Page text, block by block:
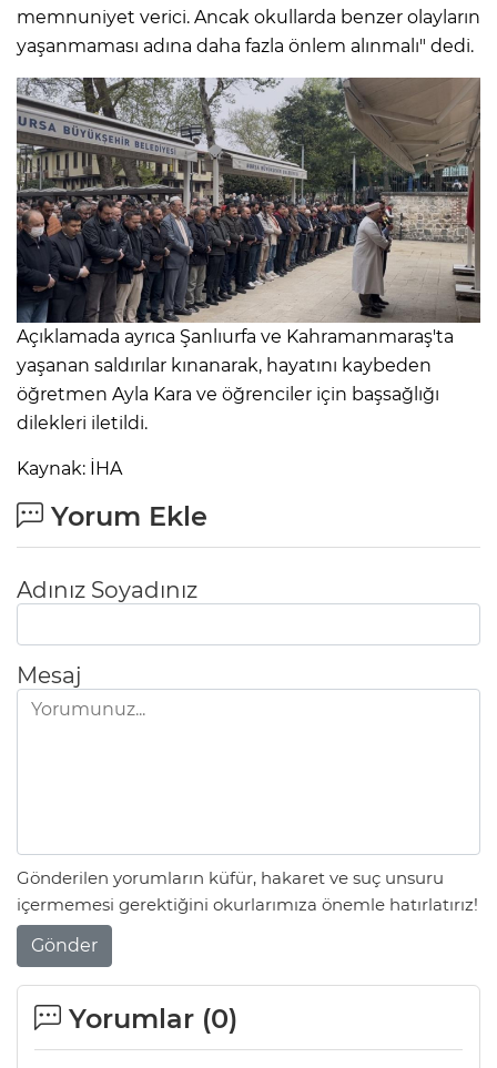
memnuniyet verici. Ancak okullarda benzer olayların
yaşanmaması adına daha fazla önlem alınmalı" dedi.
Açıklamada ayrıca Şanlıurfa ve Kahramanmaraş'ta
yaşanan saldırılar kınanarak, hayatını kaybeden
öğretmen Ayla Kara ve öğrenciler için başsağlığı
dilekleri iletildi.
Kaynak: İHA
Yorum Ekle
Adınız Soyadınız
Mesaj
Gönderilen yorumların küfür, hakaret ve suç unsuru
içermemesi gerektiğini okurlarımıza önemle hatırlatırız!
Gönder
Yorumlar (0)